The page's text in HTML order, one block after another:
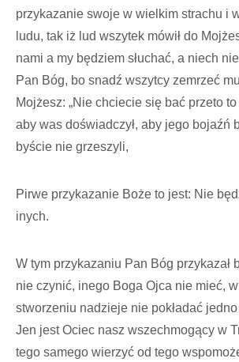
przykazanie swoje w wielkim strachu i
ludu, tak iż lud wszytek mówił do
nami a my będziem słuchać, a niech
Pan Bóg, bo snadź wszytcy zemrzeć
Mojżesz: „Nie chciecie się bać przeto
aby was doświadczył, aby jego bojaźń
byście nie grzeszyli,
Pirwe przykazanie Boże to jest: Nie
inych.
W tym przykazaniu Pan Bóg przykazał
nie czynić, inego Boga Ojca nie mieć,
stworzeniu nadzieje nie pokładać
Jen jest Ociec nasz wszechmogący w
tego samego wierzyć od tego